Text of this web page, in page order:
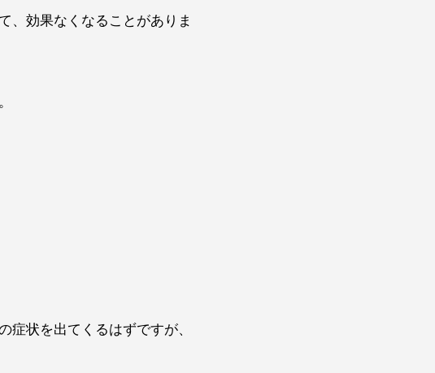
、効果なくなることがありま
状を出てくるはずですが、